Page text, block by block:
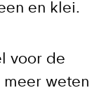
en klei.
voor de
weten